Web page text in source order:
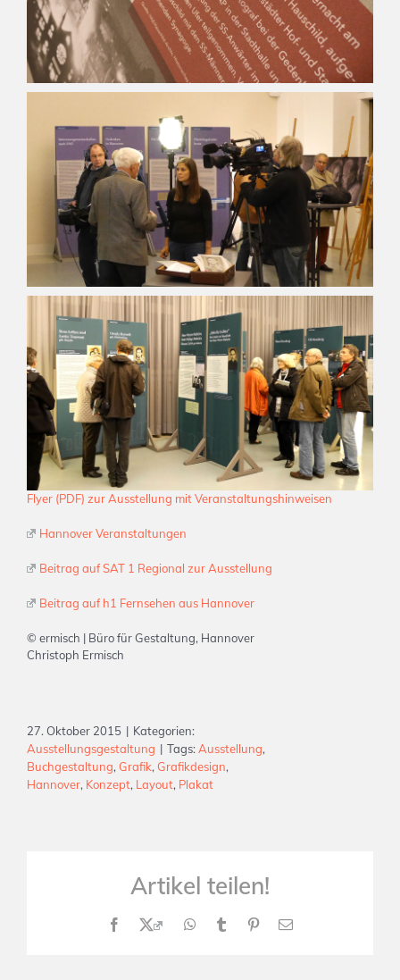
Flyer (PDF) zur Ausstellung mit Veranstaltungshinweisen
Hannover Veranstaltungen
Beitrag auf SAT 1 Regional zur Ausstellung
Beitrag auf h1 Fernsehen aus Hannover
© ermisch | Büro für Gestaltung, Hannover
Christoph Ermisch
27. Oktober 2015 | Kategorien:
Ausstellungsgestaltung | Tags:Ausstellung,
Buchgestaltung, Grafik, Grafikdesign,
Hannover, Konzept, Layout, Plakat
Artikel teilen!
Facebook WhatsApp
Tumblr Pinterest
E-